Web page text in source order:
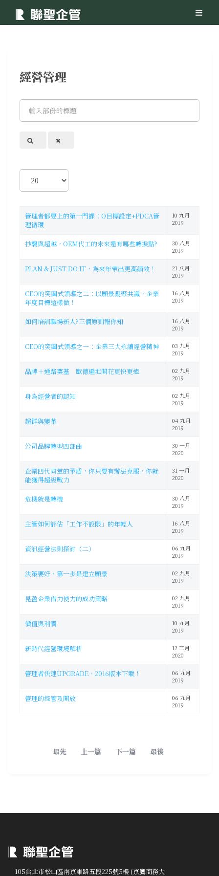
經營管理
題
管理者都要上的第一門課：O目標設定+PDCA管
理循環
10 九月
2019
抄襲與超越，OEM代工的未來還有哪些轉捩點?
30 八月
2019
PLAN & JUST DO IT，為來年帶出更高績效！
21 八月
2019
CEO的突圍式領導之二：以願景凝聚共識，企業
年度目標這樣做！
16 八月
2019
如何培訓職場新人?三個原則報你知
16 八月
2019
CEO的突圍式領導之一：企業三大永續經營精神
03 九月
2019
品牌＋通路奠基 歐德遍地開花更快更遠
02 九月
2019
身為經營者的認知
02 九月
2019
超群與變革
04 九月
2019
公司品牌轉型四部曲
30 一月
2020
企業四代同堂的矛盾，你只要有辦法克服，你就
能獲得超級戰力
31 一月
2020
危機就是轉機
30 八月
2019
主管如何評估「工作不設限」的年輕人
16 八月
2019
資訊經營法則探討（二）
06 九月
2019
決策要好，第一步是建立願景
02 九月
2019
昆盈企業借力使力的成功策略
02 九月
2019
價值與利潤
10 九月
2019
新時代經營環境解析
12 三月
2020
管理者快速UPGRADE，2016版本下載！
06 九月
2019
管理的控管及開放
06 九月
2019
最先 上一篇 下一篇 最後
105台北市松山區南京東路五段225號5樓 (京鷹商務大